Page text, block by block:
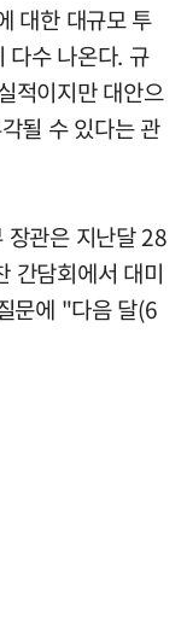
대한 대규모 투
다수 나온다. 규
적이지만 대안으
될 수 있다는 관
장관은 지난달 28
간담회에서 대미
문에 "다음 달(6